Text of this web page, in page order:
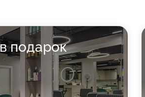
подарок